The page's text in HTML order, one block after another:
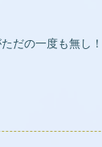
だの一度も無し！